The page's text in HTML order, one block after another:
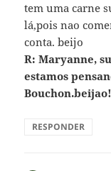
tem uma carne
lá,pois nao
conta. beijo
R: Maryanne,
estamos
RESPONDER